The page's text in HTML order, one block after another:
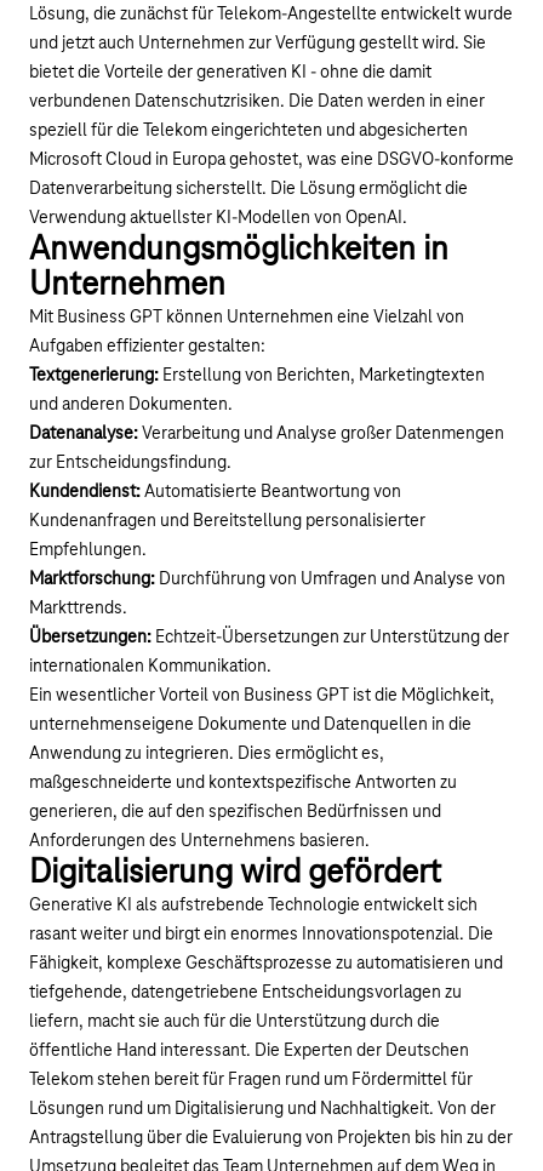
Lösung, die zunächst für Telekom-Angestellte entwickelt wurde
und jetzt auch Unternehmen zur Verfügung gestellt wird. Sie
bietet die Vorteile der generativen KI - ohne die damit
verbundenen Datenschutzrisiken. Die Daten werden in einer
speziell für die Telekom eingerichteten und abgesicherten
Microsoft Cloud in Europa gehostet, was eine DSGVO-konforme
Datenverarbeitung sicherstellt. Die Lösung ermöglicht die
Verwendung aktuellster KI-Modellen von OpenAI.
Anwendungsmöglichkeiten in
Unternehmen
Mit Business GPT können Unternehmen eine Vielzahl von
Aufgaben effizienter gestalten:
Textgenerierung: Erstellung von Berichten, Marketingtexten
und anderen Dokumenten.
Datenanalyse:Verarbeitung und Analyse großer Datenmengen
zur Entscheidungsfindung.
Kundendienst:Automatisierte Beantwortung von
Kundenanfragen und Bereitstellung personalisierter
Empfehlungen.
Marktforschung: Durchführung von Umfragen und Analyse von
Markttrends.
Übersetzungen: Echtzeit-Übersetzungen zur Unterstützung der
internationalen Kommunikation.
Ein wesentlicher Vorteil von Business GPT ist die Möglichkeit,
unternehmenseigene Dokumente und Datenquellen in die
Anwendung zu integrieren. Dies ermöglicht es,
maßgeschneiderte und kontextspezifische Antworten zu
generieren, die auf den spezifischen Bedürfnissen und
Anforderungen des Unternehmens basieren.
Digitalisierung wird gefördert
Generative KI als aufstrebende Technologie entwickelt sich
rasant weiter und birgt ein enormes Innovationspotenzial. Die
Fähigkeit, komplexe Geschäftsprozesse zu automatisieren und
tiefgehende, datengetriebene Entscheidungsvorlagen zu
liefern, macht sie auch für die Unterstützung durch die
öffentliche Hand interessant. Die Experten der Deutschen
Telekom stehen bereit für Fragen rund um Fördermittel für
Lösungen rund um Digitalisierung und Nachhaltigkeit. Von der
Antragstellung über die Evaluierung von Projekten bis hin zu der